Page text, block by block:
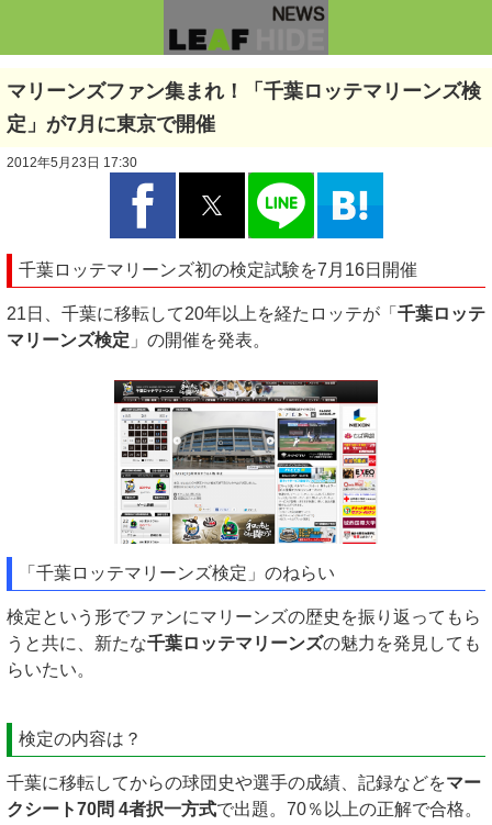
マリーンズファン集まれ！「千葉ロッテマリーンズ検
定」が7月に東京で開催
2012年5月23日 17:30
千葉ロッテマリーンズ初の検定試験を7月16日開催
21日、千葉に移転して20年以上を経たロッテが「 千葉ロッテ
マリーンズ検定 」の開催を発表。
「千葉ロッテマリーンズ検定」のねらい
検定という形でファンにマリーンズの歴史を振り返ってもら
うと共に、新たな千葉ロッテマリーンズの魅力を発見しても
らいたい。
検定の内容は？
千葉に移転してからの球団史や選手の成績、記録などをマー
クシート70問 4者択一方式で出題。70％以上の正解で合格。